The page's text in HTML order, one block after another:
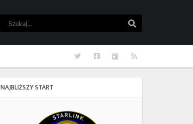
Szukaj
RSS
Kalendarze
Facebook
Twitter
NAJBLIŻSZY START